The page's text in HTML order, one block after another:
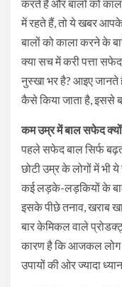
करते हैं और बालों को
में रहते हैं, तो ये खबर
बालों को काला करने के
क्या सच में करी पत्ता
नुस्खा भर है? आइए जानते
कैसे किया जाता है, इससे
कम उम्र में बाल सफेद क्यों
पहले सफेद बाल सिर्फ
छोटी उम्र के लोगों में भी
कई लड़के-लड़कियों के
इसके पीछे तनाव, खराब
बार केमिकल वाले
कारण है कि आजकल लोग
उपायों की ओर ज्यादा